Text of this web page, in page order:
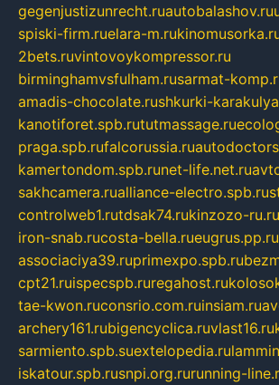
gegenjustizunrecht.ruautobalashov.ru
spiski-firm.ruelara-m.ru
2bets.ruvintovoykompressor.ru
birminghamvsfulham.rusarmat-
amadis-chocolate.rushkurki-
kanotiforet.spb.rututmassage.ru
praga.spb.rufalcorussia.ru
kamertondom.spb.runet-life.net.ru
sakhcamera.rualliance-electro.spb.ru
controlweb1.rutdsak74.rukinzozo-ru.ru
iron-snab.rucosta-bella.rueugrus.pp.ru
associaciya39.ruprimexpo.spb.ru
cpt21.ruispecspb.ruregahost.ru
tae-kwon.ruconsrio.com.ruinsiam.ru
archery161.rubigencyclica.ruvlast16.ru
sarmiento.spb.suextelopedia.ru
iskatour.spb.rusnpi.org.rurunning-